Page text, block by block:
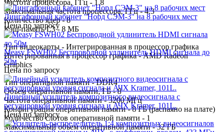
Частота процессора, ГГц - 1.8
Максимальная частота процессора, ГГц - 4.3
Количество ядер - 8
Кэш-память L3 - 8 МБ
Тип видеокарты - Интегрированная в процессор графика
Интегрированная в процессор графика - AMD Radeon
Graphics
Тип оперативной памяти - DDR4
Объем оперативной памяти, ГБ - 8
Частота оперативной памяти - 3200 МГц
Конфигурация оперативной памяти - 8 ГБ (распаяно на плате)
Количество слотов оперативной памяти - 1
Максимальный объем оперативной памяти - 32 ГБ
Лингафонный кабинет "Норд СЭМ-3" на 8 рабочих мест
Цена по запросу
Measy FSWH02 Беспроводной удлинитель HDMI сигнала до
50м
Цена по запросу
Линейный усилитель композитного видеосигнала с
регулировкой уровня сигнала и АЧХ Kramer, 101L.
Цена по запросу